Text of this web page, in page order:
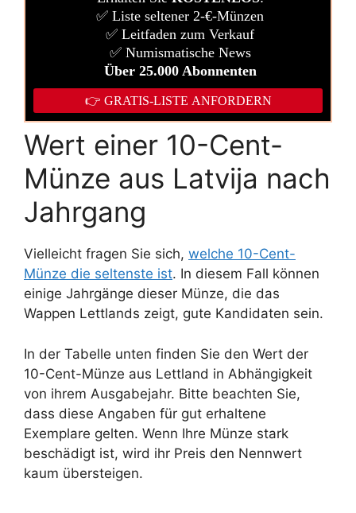
Wert einer 10-Cent-
Münze aus Latvija nach
Jahrgang
Vielleicht fragen Sie sich, welche 10-Cent-
Münze die seltenste ist. In diesem Fall können
einige Jahrgänge dieser Münze, die das
Wappen Lettlands zeigt, gute Kandidaten sein.
In der Tabelle unten finden Sie den Wert der
10-Cent-Münze aus Lettland in Abhängigkeit
von ihrem Ausgabejahr. Bitte beachten Sie,
dass diese Angaben für gut erhaltene
Exemplare gelten. Wenn Ihre Münze stark
beschädigt ist, wird ihr Preis den Nennwert
kaum übersteigen.